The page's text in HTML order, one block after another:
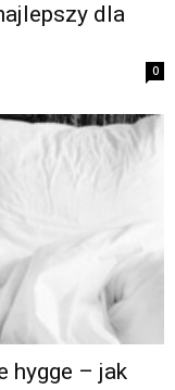
dla
0
hygge – jak